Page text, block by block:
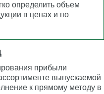
определить объем
в ценах и по
прибыли
выпускаемой
к прямому методу в